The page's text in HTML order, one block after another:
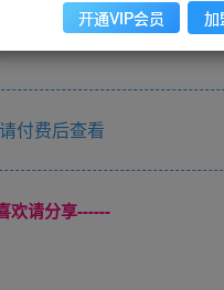
撸多渠道收益，头条号
付费后查看
欢请分享------
开通VIP会员 加